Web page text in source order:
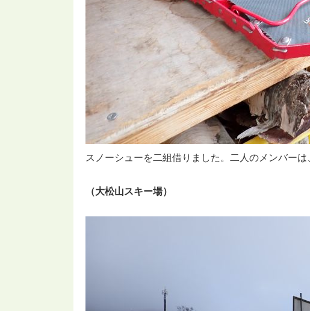
スノーシューを二組借りました。二人のメンバーは
（大松山スキー場）